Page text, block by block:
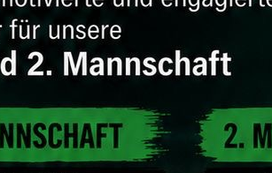
Philip Staubus
Telefon: